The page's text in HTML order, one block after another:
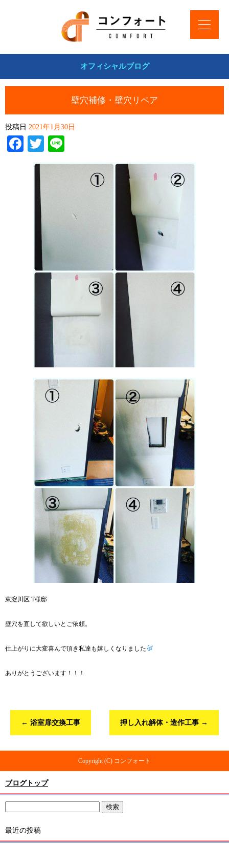
オフィシャルブログ
壁穴補修・壁穴リペア
投稿日 2021年1月30日
Facebook
Twitter
東淀川区 T様邸
壁穴を直して欲しいとご依頼。
仕上がりに大変喜んで頂き私達も嬉しくなりました
ありがとうございます！！！
← 浴室扉交換工事 押し入れ解体・造作工事 →
Copyright (C) コンフォート
ブログトップ
最近の投稿